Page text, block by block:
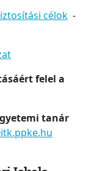
célok -
felel a
tanár